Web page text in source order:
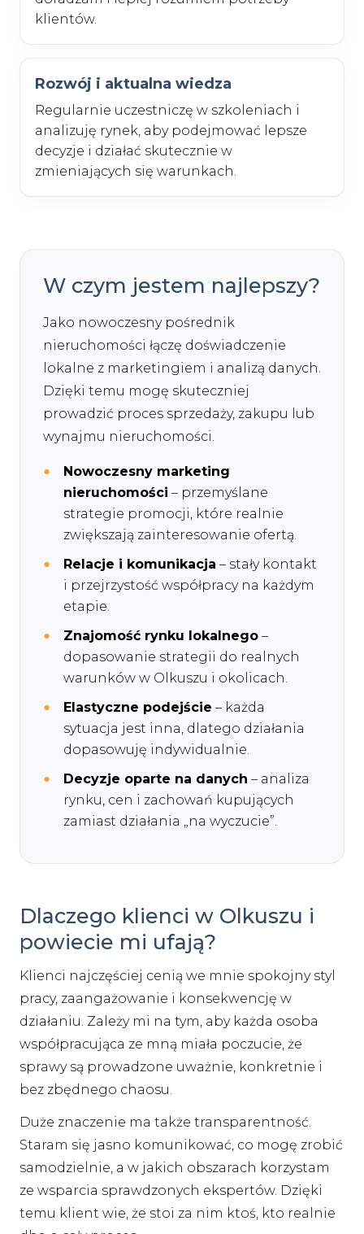
klientów.
Rozwój i aktualna wiedza
Regularnie uczestniczę w szkoleniach i
analizuję rynek, aby podejmować lepsze
decyzje i działać skutecznie w
zmieniających się warunkach.
W czym jestem najlepszy?
Jako nowoczesny pośrednik
nieruchomości łączę doświadczenie
lokalne z marketingiem i analizą danych.
Dzięki temu mogę skuteczniej
prowadzić proces sprzedaży, zakupu lub
wynajmu nieruchomości.
Nowoczesny marketing
nieruchomości – przemyślane
strategie promocji, które realnie
zwiększają zainteresowanie ofertą.
Relacje i komunikacja – stały kontakt
i przejrzystość współpracy na każdym
etapie.
Znajomość rynku lokalnego –
dopasowanie strategii do realnych
warunków w Olkuszu i okolicach.
Elastyczne podejście – każda
sytuacja jest inna, dlatego działania
dopasowuję indywidualnie.
Decyzje oparte na danych – analiza
rynku, cen i zachowań kupujących
zamiast działania „na wyczucie”.
Dlaczego klienci w Olkuszu i
powiecie mi ufają?
Klienci najczęściej cenią we mnie spokojny styl
pracy, zaangażowanie i konsekwencję w
działaniu. Zależy mi na tym, aby każda osoba
współpracująca ze mną miała poczucie, że
sprawy są prowadzone uważnie, konkretnie i
bez zbędnego chaosu.
Duże znaczenie ma także transparentność.
Staram się jasno komunikować, co mogę zrobić
samodzielnie, a w jakich obszarach korzystam
ze wsparcia sprawdzonych ekspertów. Dzięki
temu klient wie, że stoi za nim ktoś, kto realnie